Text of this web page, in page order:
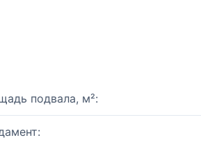
подвала, м²: